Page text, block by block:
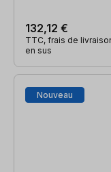
132,12 €
TTC, frais de
en sus
Nouveau